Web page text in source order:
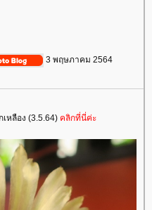
3 พฤษภาคม 2564
หลือง (3.5.64) คลิกที่นี่ค่ะ